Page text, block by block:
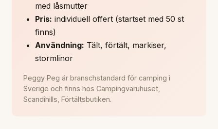
med låsmutter
Pris: individuell offert (startset med 50 st
finns)
Användning: Tält, förtält, markiser,
stormlinor
Peggy Peg är branschstandard för camping i
Sverige och finns hos Campingvaruhuset,
Scandihills, Förtältsbutiken.